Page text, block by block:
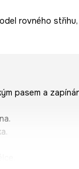
rovného
pasem a